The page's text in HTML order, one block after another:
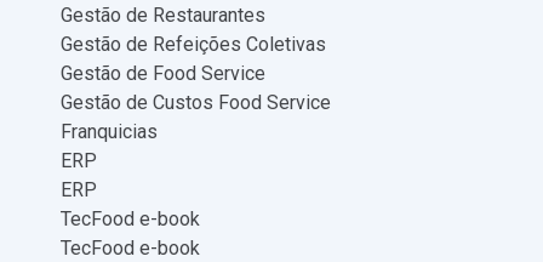
Gestão de Restaurantes
Gestão de Refeições Coletivas
Gestão de Food Service
Gestão de Custos Food Service
Franquicias
ERP
ERP
TecFood e-book
TecFood e-book